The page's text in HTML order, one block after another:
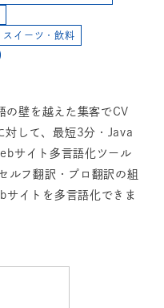
スイーツ・飲料
の壁を越えた集客でCV
対して、最短3分・Java
サイト多言語化ツール
ルフ翻訳・プロ翻訳の組
サイトを多言語化できま